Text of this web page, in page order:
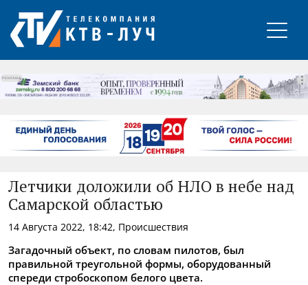
РЕКЛАМА
Летчики доложили об НЛО в небе над
Самарской областью
14 Августа 2022, 18:42, Происшествия
Загадочный объект, по словам пилотов, был
правильной треугольной формы, оборудованный
спереди стробоскопом белого цвета.